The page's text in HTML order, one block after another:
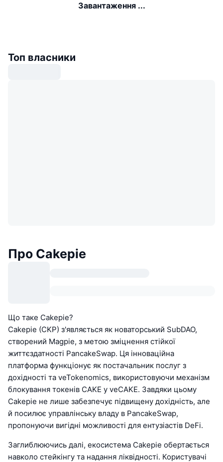
Завантаження ...
Топ власники
Про Cakepie
Що таке Cakepie?
Cakepie (CKP) з'являється як новаторський SubDAO,
створений Magpie, з метою зміцнення стійкої
життєздатності PancakeSwap. Ця інноваційна
платформа функціонує як постачальник послуг з
дохідності та veTokenomics, використовуючи механізм
блокування токенів CAKE у veCAKE. Завдяки цьому
Cakepie не лише забезпечує підвищену дохідність, але
й посилює управлінську владу в PancakeSwap,
пропонуючи вигідні можливості для ентузіастів DeFi.
Заглиблюючись далі, екосистема Cakepie обертається
навколо стейкінгу та надання ліквідності. Користувачі